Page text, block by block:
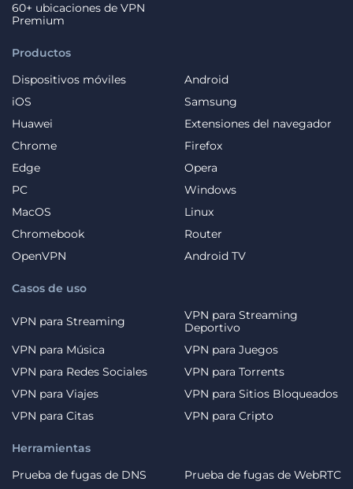
Productos
Dispositivos móviles
Android
iOS
Samsung
Huawei
Extensiones del navegador
Chrome
Firefox
Edge
Opera
PC
Windows
MacOS
Linux
Chromebook
Router
OpenVPN
Android TV
Casos de uso
VPN para Streaming
VPN para Streaming
Deportivo
VPN para Música
VPN para Juegos
VPN para Redes Sociales
VPN para Torrents
VPN para Viajes
VPN para Sitios Bloqueados
VPN para Citas
VPN para Cripto
60+ ubicaciones de VPN
Premium
Herramientas
Prueba de fugas de DNS
Prueba de fugas de WebRTC